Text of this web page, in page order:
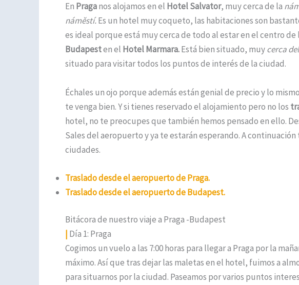
En Praganos alojamos en el Hotel Salvator, muy cerca de la
náměstí.Es un hotel muy coqueto, las habitaciones son
es ideal porque está muy cerca de todo al estar en el centro de
Budapesten el Hotel Marmara.Está bien situado, muycerca
situado para visitar todos los puntos de interés de la ciudad.
Échales un ojo porque además están genial de precio y lo
te venga bien. Y si tienes reservado el alojamiento pero no los
hotel, no te preocupes que también hemos pensado en ello.
Sales del aeropuerto y ya te estarán esperando. A continuación
ciudades.
Traslado desde el aeropuerto de Praga.
Traslado desde el aeropuerto de Budapest.
Bitácora de nuestro viaje a Praga -Budapest
| Día 1: Praga
Cogimos un vuelo a las 7:00 horas para llegar a Praga por la
máximo. Así que tras dejar las maletas en el hotel, fuimos a
para situarnos por la ciudad. Paseamos por varios puntos